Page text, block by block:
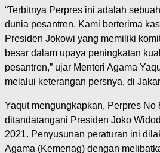
“Terbitnya Perpres ini adalah
dunia pesantren. Kami berterima
Presiden Jokowi yang memiliki
besar dalam upaya peningkatan
pesantren,” ujar Menteri Agama
melalui keterangan persnya, di
Yaqut mengungkapkan, Perpres No
ditandatangani Presiden Joko
2021. Penyusunan peraturan ini
Agama (Kemenag) dengan